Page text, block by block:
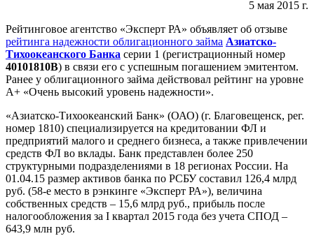
5 мая 2015 г.
Рейтинговое агентство «Эксперт РА» объявляет об отзыве
рейтинга надежности облигационного займа Азиатско-
Тихоокеанского Банка серии 1 (регистрационный номер
40101810B) в связи его с успешным погашением эмитентом.
Ранее у облигационного займа действовал рейтинг на уровне
А+ «Очень высокий уровень надежности».
«Азиатско-Тихоокеанский Банк» (ОАО) (г. Благовещенск, рег.
номер 1810) специализируется на кредитовании ФЛ и
предприятий малого и среднего бизнеса, а также привлечении
средств ФЛ во вклады. Банк представлен более 250
структурными подразделениями в 18 регионах России. На
01.04.15 размер активов банка по РСБУ составил 126,4 млрд
руб. (58-е место в рэнкинге «Эксперт РА»), величина
собственных средств – 15,6 млрд руб., прибыль после
налогообложения за I квартал 2015 года без учета СПОД –
643,9 млн руб.